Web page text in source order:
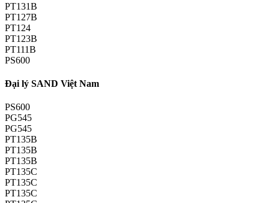
PT131B
PT127B
PT124
PT123B
PT111B
PS600
Đại lý SAND Việt Nam
PS600
PG545
PG545
PT135B
PT135B
PT135B
PT135C
PT135C
PT135C